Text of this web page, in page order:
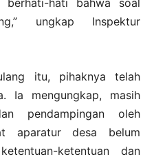
hati bahwa soal
ungkap Inspektur
itu, pihaknya telah
Ia mengungkap, masih
pendampingan oleh
aparatur desa belum
ketentuan dan